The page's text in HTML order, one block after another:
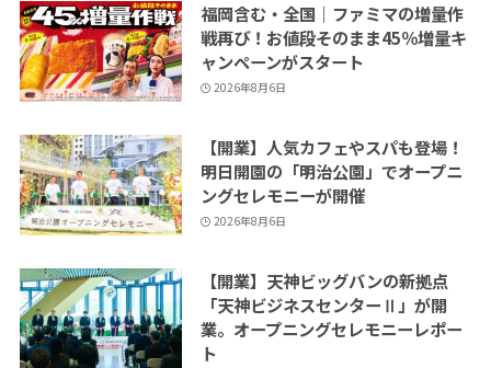
福岡含む・全国｜ファミマの増量作
戦再び！お値段そのまま45％増量キ
ャンペーンがスタート
2026年8月6日
【開業】人気カフェやスパも登場！
明日開園の「明治公園」でオープニ
ングセレモニーが開催
2026年8月6日
【開業】天神ビッグバンの新拠点
「天神ビジネスセンターⅡ」が開
業。オープニングセレモニーレポー
ト